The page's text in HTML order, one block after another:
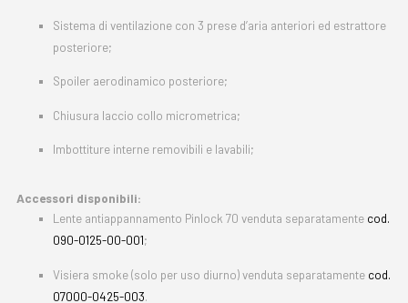
Sistema di ventilazione con 3 prese d’aria anteriori ed estrattore
posteriore;
Spoiler aerodinamico posteriore;
Chiusura laccio collo micrometrica;
Imbottiture interne removibili e lavabili;
Accessori disponibili:
Lente antiappannamento Pinlock 70 venduta separatamente cod.
090-0125-00-001;
Visiera smoke (solo per uso diurno) venduta separatamente cod.
07000-0425-003.